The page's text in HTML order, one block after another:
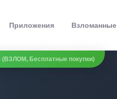
Приложения Взломанные
(ВЗЛОМ, Бесплатные покупки)